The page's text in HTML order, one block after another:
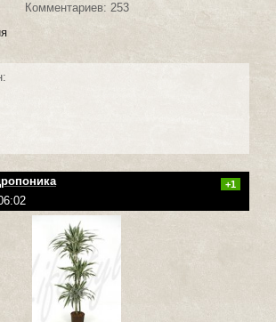
Комментариев: 253
+1